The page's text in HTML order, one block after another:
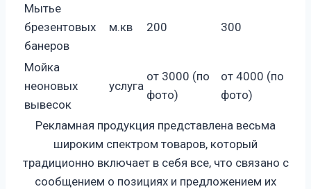
Мытье
брезентовых
банеров
м.кв 200 300
Мойка
неоновых
вывесок
услуга
от 3000 (по
фото)
от 4000 (по
фото)
Рекламная продукция представлена весьма
широким спектром товаров, который
традиционно включает в себя все, что связано с
сообщением о позициях и предложением их